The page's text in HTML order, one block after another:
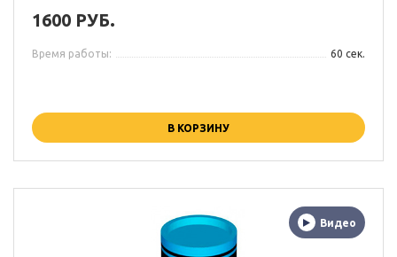
1600 РУБ.
Время работы: 60 сек.
В КОРЗИНУ
Видео